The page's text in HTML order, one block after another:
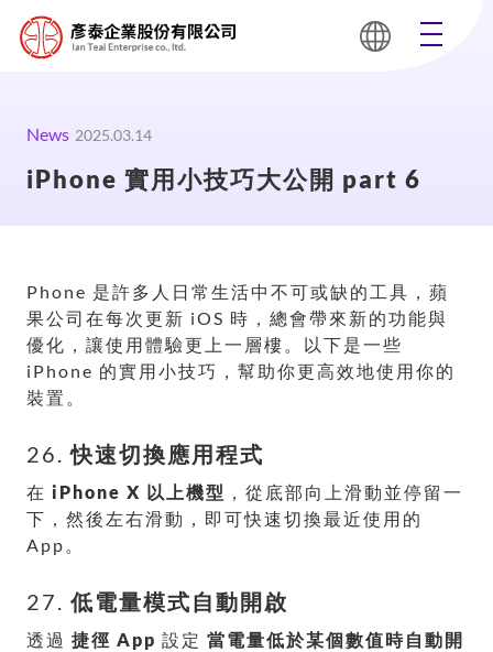
News 2025.03.14
iPhone 實用小技巧大公開 part 6
Phone 是許多人日常生活中不可或缺的工具，蘋
果公司在每次更新 iOS 時，總會帶來新的功能與
優化，讓使用體驗更上一層樓。以下是一些
iPhone 的實用小技巧，幫助你更高效地使用你的
裝置。
26.快速切換應用程式
在 iPhone X 以上機型 ，從底部向上滑動並停留一
下，然後左右滑動，即可快速切換最近使用的
App。
27. 低電量模式自動開啟
透過 捷徑 App 設定 當電量低於某個數值時自動開